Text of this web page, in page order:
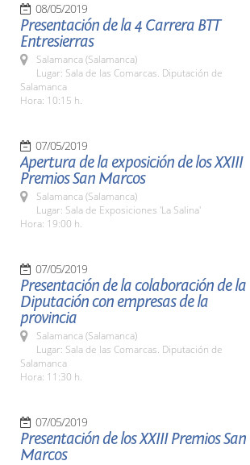
08/05/2019
Presentación de la 4 Carrera BTT
Entresierras
Salamanca (Salamanca)
Lugar: Sala de las Comarcas. Diputación de
Salamanca
Hora: 10:15 h.
07/05/2019
Apertura de la exposición de los XXIII
Premios San Marcos
Salamanca (Salamanca)
Lugar: Sala de Exposiciones 'La Salina'
Hora: 19:00 h.
07/05/2019
Presentación de la colaboración de la
Diputación con empresas de la
provincia
Salamanca (Salamanca)
Lugar: Sala de las Comarcas. Diputación de
Salamanca
Hora: 11:30 h.
07/05/2019
Presentación de los XXIII Premios San
Marcos